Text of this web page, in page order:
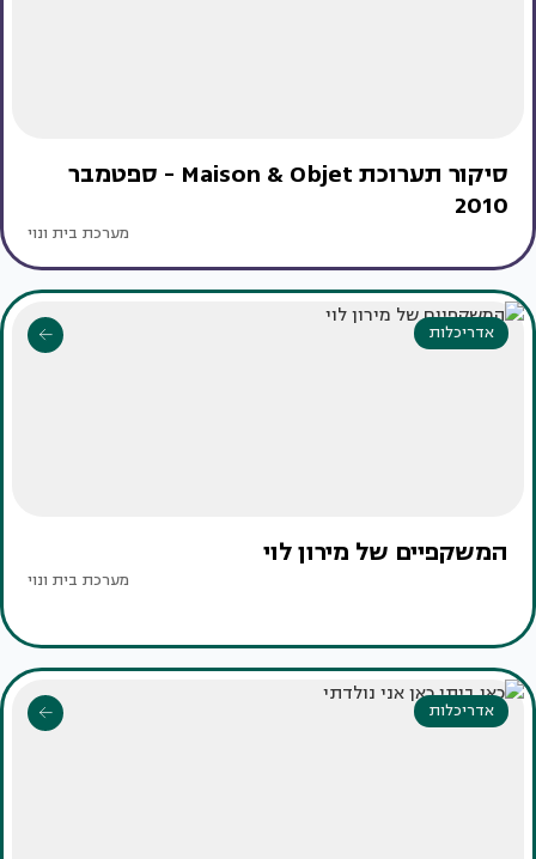
סיקור תערוכת Maison & Objet - ספטמבר
2010
מערכת בית ונוי
אדריכלות
המשקפיים של מירון לוי
מערכת בית ונוי
אדריכלות